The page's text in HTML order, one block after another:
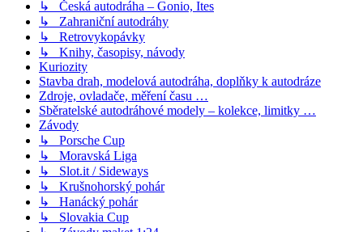
↳ Česká autodráha – Gonio, Ites
↳ Zahraniční autodráhy
↳ Retrovykopávky
↳ Knihy, časopisy, návody
Kuriozity
Stavba drah, modelová autodráha, doplňky k autodráze
Zdroje, ovladače, měření času …
Sběratelské autodráhové modely – kolekce, limitky …
Závody
↳ Porsche Cup
↳ Moravská Liga
↳ Slot.it / Sideways
↳ Krušnohorský pohár
↳ Hanácký pohár
↳ Slovakia Cup